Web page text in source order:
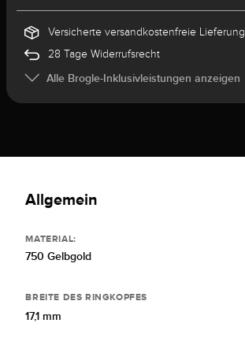
Versicherte versandkostenfreie Lieferung
28 Tage Widerrufsrecht
Alle Brogle-Inklusivleistungen anzeigen
Allgemein
MATERIAL:
750 Gelbgold
BREITE DES RINGKOPFES
17,1 mm